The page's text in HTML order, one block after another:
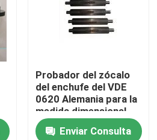
Probador del zócalo
del enchufe del VDE
0620 Alemania para la
medida dimensional
Enviar Consulta